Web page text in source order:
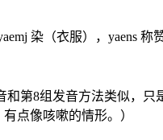
染（衣服），yaens 称
和第8组发音方法类似，
点像咳嗽的情形。）